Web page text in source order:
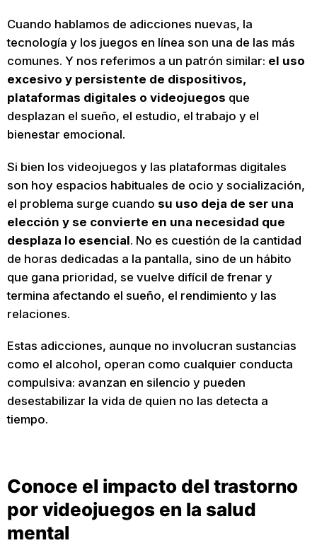
Cuando hablamos de adicciones nuevas, la
tecnología y los juegos en línea son una de las más
comunes. Y nos referimos a un patrón similar: el uso
excesivo y persistente de dispositivos,
plataformas digitales o videojuegos que
desplazan el sueño, el estudio, el trabajo y el
bienestar emocional.
Si bien los videojuegos y las plataformas digitales
son hoy espacios habituales de ocio y socialización,
el problema surge cuando su uso deja de ser una
elección y se convierte en una necesidad que
desplaza lo esencial. No es cuestión de la cantidad
de horas dedicadas a la pantalla, sino de un hábito
que gana prioridad, se vuelve difícil de frenar y
termina afectando el sueño, el rendimiento y las
relaciones.
Estas adicciones, aunque no involucran sustancias
como el alcohol, operan como cualquier conducta
compulsiva: avanzan en silencio y pueden
desestabilizar la vida de quien no las detecta a
tiempo.
Conoce el impacto del trastorno
por videojuegos en la salud
mental